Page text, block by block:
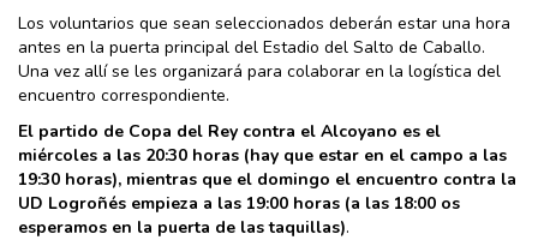
Los voluntarios que sean seleccionados deberán estar una hora
antes en la puerta principal del Estadio del Salto de Caballo.
Una vez allí se les organizará para colaborar en la logística del
encuentro correspondiente.
El partido de Copa del Rey contra el Alcoyano es el
miércoles a las 20:30 horas (hay que estar en el campo a las
19:30 horas), mientras que el domingo el encuentro contra la
UD Logroñés empieza a las 19:00 horas (a las 18:00 os
esperamos en la puerta de las taquillas).